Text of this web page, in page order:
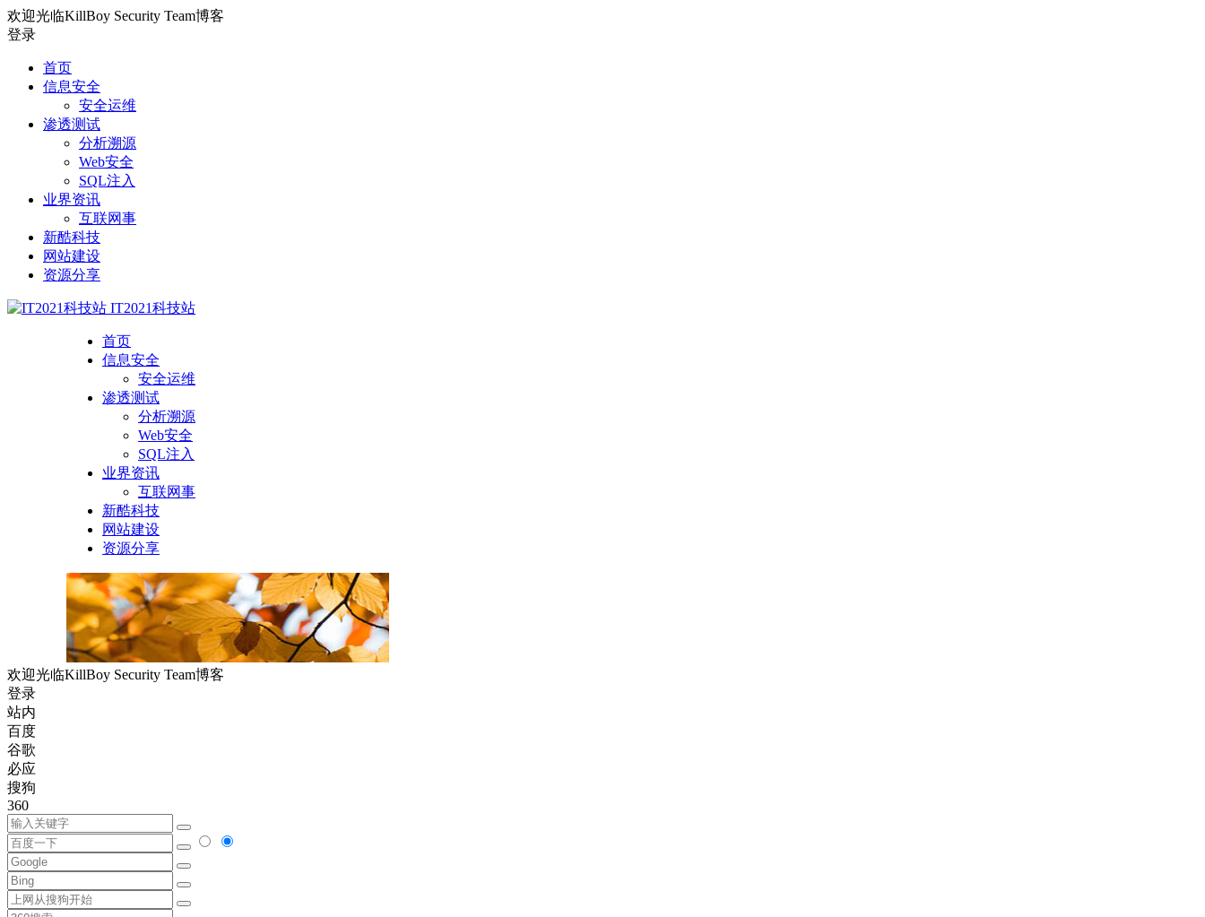
欢迎光临KillBoy Security Team博客
登录
首页
信息安全
安全运维
渗透测试
分析溯源
Web安全
SQL注入
业界资讯
互联网事
新酷科技
网站建设
资源分享
IT2021科技站
首页
信息安全
安全运维
渗透测试
分析溯源
Web安全
SQL注入
业界资讯
互联网事
新酷科技
网站建设
资源分享
欢迎光临KillBoy Security Team博客
登录
站内
百度
谷歌
必应
搜狗
360